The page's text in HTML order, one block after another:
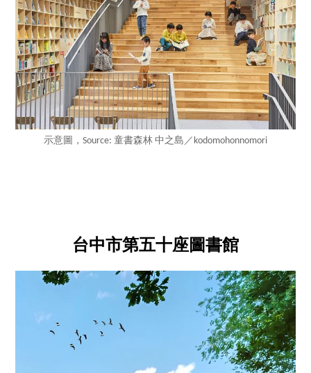
示意圖，Source: 童書森林 中之島／kodomohonnomori
台中市第五十座圖書館